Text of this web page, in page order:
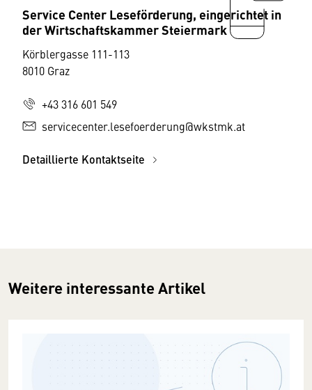
Service Center Leseförderung, eingerichtet in
der Wirtschaftskammer Steiermark
Körblergasse 111-113
8010 Graz
+43 316 601 549
servicecenter.lesefoerderung@wkstmk.at
Detaillierte Kontaktseite
Weitere interessante Artikel